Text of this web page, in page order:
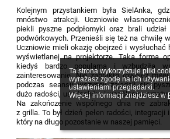
Ta strona wykorzystuje pliki
wyrażasz zgodę na ich
ustawieniami przeglądarki.
Więcej informacji znajdziesz w
Kolejnym przystankiem była SielAnka,
mnóstwo atrakcji. Uczniowie
piekli pyszne podpłomyki oraz brali
podwórkowych. Przenieśli się też na chwilę
Uczniowie mieli okazję obejrzeć i wysłuchać
wyświetlanej na projektorze. Taka forma
kiedyś bardzo popularna i wzbudziła
zainteresowanie. Nie zabrakło również
podczas seansu wszyscy zajadali się
dużo radości, uśmiechów i wspólnego
Na zakończenie wspólnego dnia nie
z grilla. To był dzień pełen radości, integracji
który na długo pozostanie w naszej pamięci.